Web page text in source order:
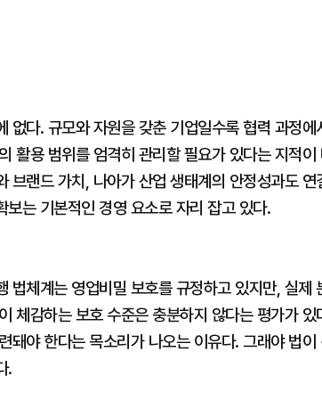
없다. 규모와 자원을 갖춘 기업일수록 협력 과정에
활용 범위를 엄격히 관리할 필요가 있다는 지적이
브랜드 가치, 나아가 산업 생태계의 안정성과도 연
는 기본적인 경영 요소로 자리 잡고 있다.
법체계는 영업비밀 보호를 규정하고 있지만, 실제
체감하는 보호 수준은 충분하지 않다는 평가가 있
돼야 한다는 목소리가 나오는 이유다. 그래야 법이
.